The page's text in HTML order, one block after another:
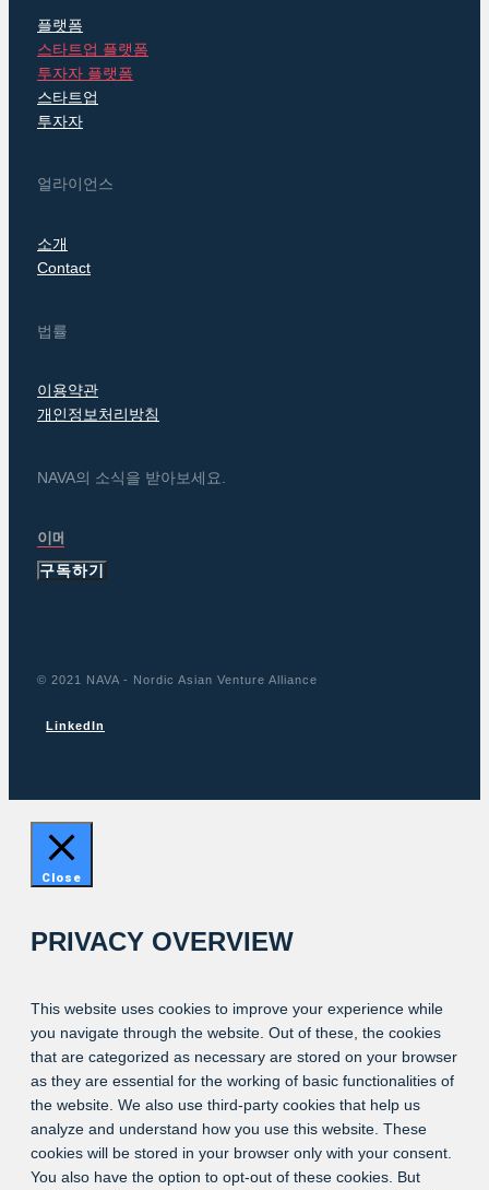
플랫폼
스타트업 플랫폼
투자자 플랫폼
스타트업
투자자
얼라이언스
소개
Contact
법률
이용약관
개인정보처리방침
NAVA의 소식을 받아보세요.
구독하기
© 2021 NAVA - Nordic Asian Venture Alliance
LinkedIn
Close
PRIVACY OVERVIEW
This website uses cookies to improve your experience while
you navigate through the website. Out of these, the cookies
that are categorized as necessary are stored on your browser
as they are essential for the working of basic functionalities of
the website. We also use third-party cookies that help us
analyze and understand how you use this website. These
cookies will be stored in your browser only with your consent.
You also have the option to opt-out of these cookies. But